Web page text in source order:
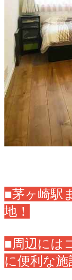
■茅ヶ崎駅
地！
■周辺には
に便利な施